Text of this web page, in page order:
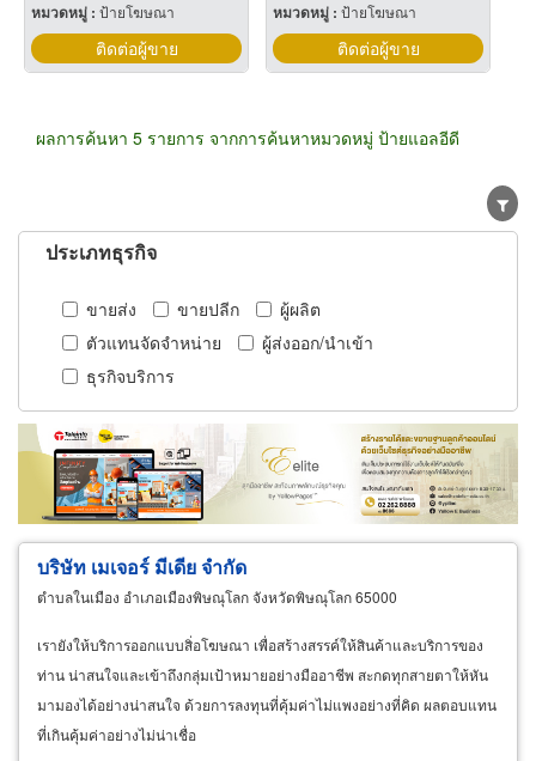
หมวดหมู่ : ป้ายโฆษณา
ติดต่อผู้ขาย
หมวดหมู่ :ป้ายโฆษณา
ติดต่อผู้ขาย
ผลการค้นหา 5 รายการ จากการค้นหาหมวดหมู่ ป้ายแอลอีดี
ประเภทธุรกิจ
ขายส่ง ขายปลีก
ผู้ผลิต
ตัวแทนจัดจำหน่าย
ผู้ส่งออก/นำเข้า
ธุรกิจบริการ
บริษัท เมเจอร์ มีเดีย จำกัด
ตำบลในเมือง อำเภอเมืองพิษณุโลก จังหวัดพิษณุโลก 65000
เรายังให้บริการออกแบบสิ่อโฆษณา เพื่อสร้างสรรค์ให้สินค้าและบริการของ
ท่าน น่าสนใจและเข้าถึงกลุ่มเป้าหมายอย่างมืออาชีพ สะกดทุกสายตาให้หัน
มามองได้อย่างน่าสนใจ ด้วยการลงทุนที่คุ้มค่าไม่แพงอย่างที่คิด ผลตอบแทน
ที่เกินคุ้มค่าอย่างไม่น่าเชื่อ